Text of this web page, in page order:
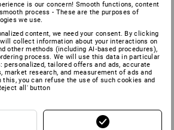
= procédure d'évaluation de la
coefficient d'étanchéité d'au moins
gants jetables.
is our concern! Smooth functions, content
process - These are the purposes of
we use.
content, we need your consent. By clicking
collect information about your interactions on
other methods (including AI‑based procedures),
process. We will use this data in particular
personalized, tailored offers and ads, accurate
market research, and measurement of ads and
you can refuse the use of such cookies and
all' button